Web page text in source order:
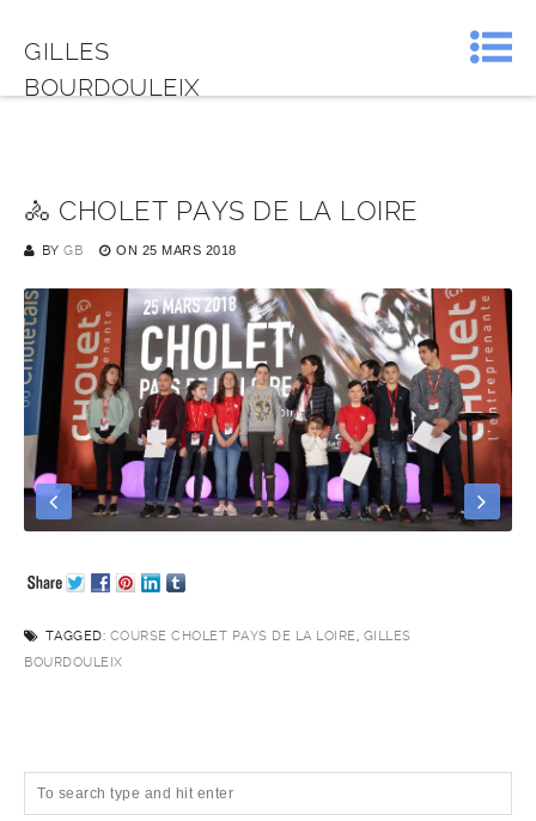
GILLES
BOURDOULEIX
🚴‍ CHOLET PAYS DE LA LOIRE
BY GB ON 25 MARS 2018
TAGGED: COURSE CHOLET PAYS DE LA LOIRE, GILLES
BOURDOULEIX